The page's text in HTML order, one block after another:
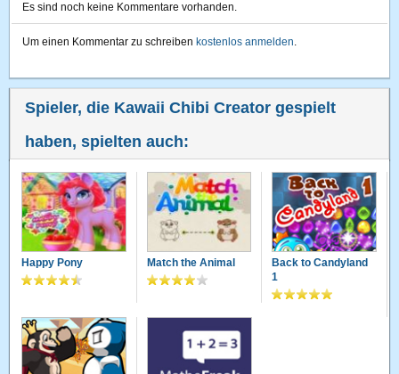
Es sind noch keine Kommentare vorhanden.
Um einen Kommentar zu schreiben kostenlos anmelden.
Spieler, die Kawaii Chibi Creator gespielt
haben, spielten auch:
Happy Pony Match the Animal
Back to Candyland
1